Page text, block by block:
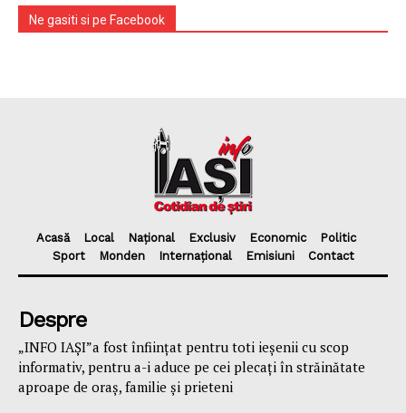
Ne gasiti si pe Facebook
Acasă Local Național Exclusiv Economic
Politic
Sport
Monden Internațional Emisiuni Contact
Despre
„INFO IAȘI”a fost înfiinţat pentru toti ieşenii cu scop
informativ, pentru a-i aduce pe cei plecaţi în străinătate
aproape de oraş, familie și prieteni